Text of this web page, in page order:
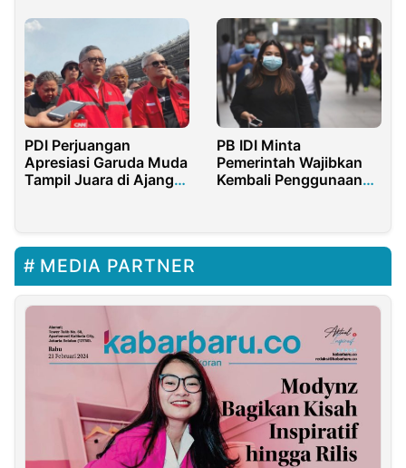
PDI Perjuangan
Apresiasi Garuda Muda
Tampil Juara di Ajang
PB IDI Minta
Pemerintah Wajibkan
Kembali Penggunaan
MEDIA PARTNER